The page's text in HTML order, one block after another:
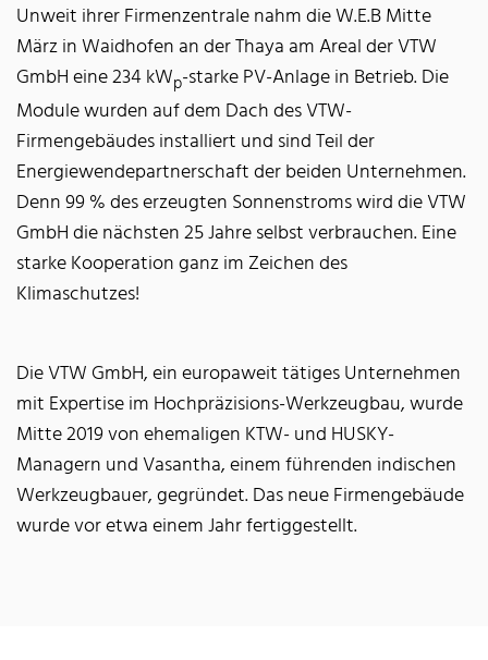
Unweit ihrer Firmenzentrale nahm die W.E.B Mitte
März in Waidhofen an der Thaya am Areal der VTW
GmbH eine 234 kWp-starke PV-Anlage in Betrieb. Die
Module wurden auf dem Dach des VTW-
Firmengebäudes installiert und sind Teil der
Energiewendepartnerschaft der beiden Unternehmen.
Denn 99 % des erzeugten Sonnenstroms wird die VTW
GmbH die nächsten 25 Jahre selbst verbrauchen. Eine
starke Kooperation ganz im Zeichen des
Klimaschutzes!
Die VTW GmbH, ein europaweit tätiges Unternehmen
mit Expertise im Hochpräzisions-Werkzeugbau, wurde
Mitte 2019 von ehemaligen KTW- und HUSKY-
Managern und Vasantha, einem führenden indischen
Werkzeugbauer, gegründet. Das neue Firmengebäude
wurde vor etwa einem Jahr fertiggestellt.